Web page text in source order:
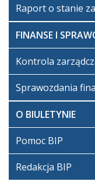
Artykuł
został
zmieniony.
Raport o stanie
FINANSE I
Kontrola
Sprawozdania
O BIULETYNIE
Pomoc BIP
Redakcja BIP